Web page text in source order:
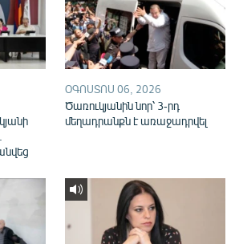
ՕԳՈՍՏՈՍ 06, 2026
Ծառուկյանին նոր՝ 3-րդ
մեղադրանքն է առաջադրվել